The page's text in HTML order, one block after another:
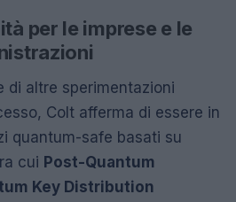
per le imprese e le
di altre sperimentazioni
Colt afferma di essere in
quantum-safe basati su
cui Post-Quantum
Key Distribution